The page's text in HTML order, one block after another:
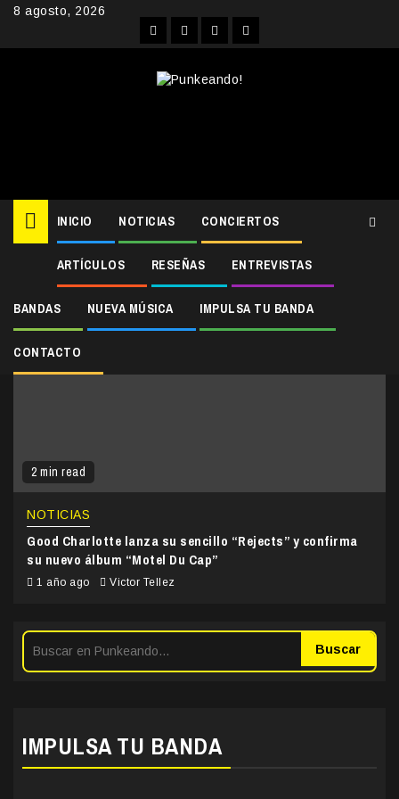
Skip8 agosto, 2026
FacebookInstagram
YouTubeTwitter
INICIO NOTICIAS CONCIERTOS
ARTÍCULOS RESEÑAS ENTREVISTAS
BANDAS NUEVA MÚSICA IMPULSA TU BANDA
CONTACTO
motel du cap
motel du cap
2 min read
NOTICIAS
Good Charlotte lanza su sencillo “Rejects” y confirma
su nuevo álbum “Motel Du Cap”
1 año ago Victor Tellez
Buscar
IMPULSA TU BANDA